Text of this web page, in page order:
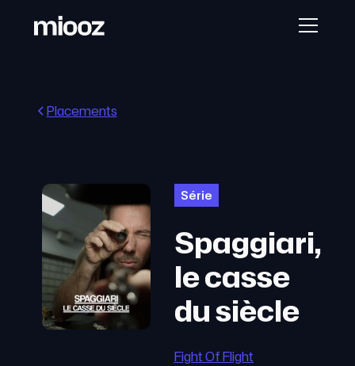
Placements
Série
Spaggiari,
le casse
du siècle
Fight Of Flight